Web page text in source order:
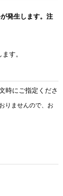
発生します。注
す。
時にご指定くださ
りませんので、お